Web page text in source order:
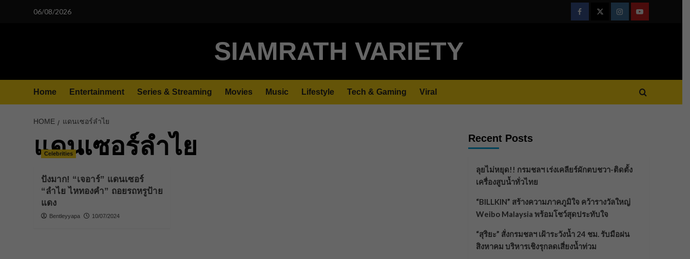
06/08/2026
FacebookTwitterInstagramYoutube
SIAMRATH VARIETY
Home Entertainment Series & Streaming Movies Music Lifestyle Tech & Gaming Viral
HOME แดนเซอร์ลำไย
แดนเซอร์ลำไย
Celebrities
ปังมาก! “เจอาร์” แดนเซอร์
“ลำไย ไหทองคำ” ถอยรถหรูป้าย
แดง
Bentleyyapa 10/07/2024
Recent Posts
ลุยไม่หยุด!! กรมชลฯ เร่งเคลียร์ผักตบชวา-ติดตั้ง
เครื่องสูบน้ำทั่วไทย
“BILLKIN” สร้างความภาคภูมิใจ คว้ารางวัลใหญ่
Weibo Malaysia พร้อมโชว์สุดประทับใจ
“สุริยะ” สั่งกรมชลฯ เฝ้าระวังน้ำ 24 ชม. รับมือฝน
สิงหาคม บริหารเชิงรุกลดเสี่ยงน้ำท่วม